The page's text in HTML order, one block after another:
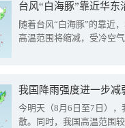
台风“白海豚”靠近华
随着台风“白海豚”的靠近
高温范围将缩减，受冷空
今明天（8月6日至7日）
散。同时，我国高温范围